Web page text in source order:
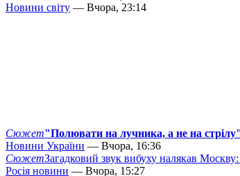
Новини світу — Вчора, 23:14
Сюжет"Полювати на лучника, а не на
Новини України — Вчора, 16:36
СюжетЗагадковий звук вибуху налякав
Росія новини — Вчора, 15:27